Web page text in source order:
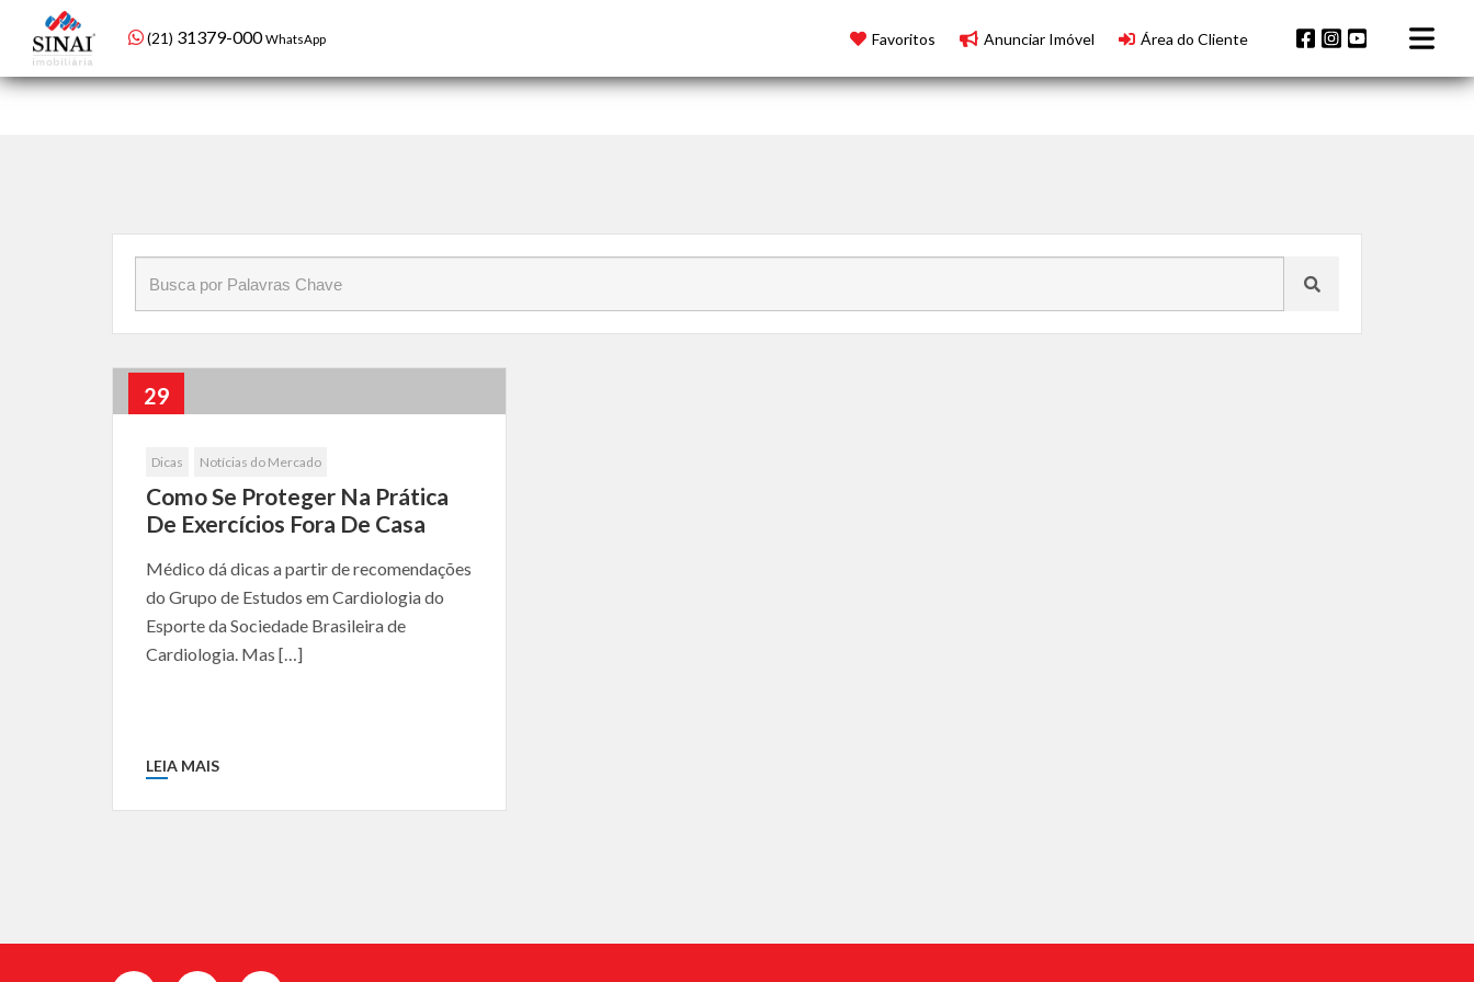
(21) 31379-000WhatsApp Favoritos Anunciar Imóvel Área do Cliente
Início » Blog»proteção
29
Dicas Notícias do Mercado
Como Se Proteger Na Prática
De Exercícios Fora De Casa
Médico dá dicas a partir de recomendações
do Grupo de Estudos em Cardiologia do
Esporte da Sociedade Brasileira de
Cardiologia. Mas […]
LEIA MAIS